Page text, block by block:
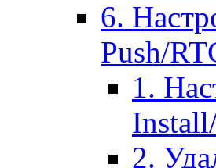
6.
Push/
1.
2.